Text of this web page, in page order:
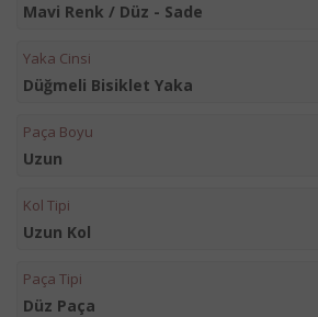
Mavi Renk / Düz - Sade
Yaka Cinsi
Düğmeli Bisiklet Yaka
Paça Boyu
Uzun
Kol Tipi
Uzun Kol
Paça Tipi
Düz Paça